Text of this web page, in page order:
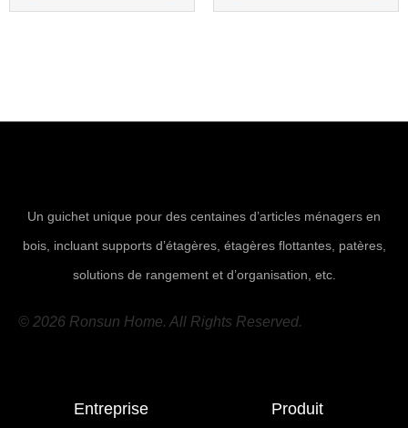
Un guichet unique pour des centaines d’articles ménagers en
bois, incluant supports d’étagères, étagères flottantes, patères,
solutions de rangement et d’organisation, etc.
© 2026 Ronsun Home. All Rights Reserved.
Entreprise Produit